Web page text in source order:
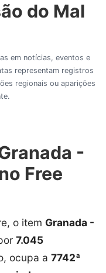
do Mal
em notícias, eventos e
representam registros
regionais ou aparições
-
Free
o item Granada -
7.045
ocupa a 7742ª